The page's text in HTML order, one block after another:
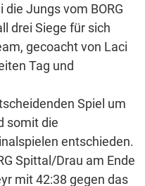
Jungs vom BORG
drei Siege für sich
gecoacht von Laci
Tag und
Spiel um
somit die
entschieden.
Spittal/Drau am Ende
mit 42:38 gegen das